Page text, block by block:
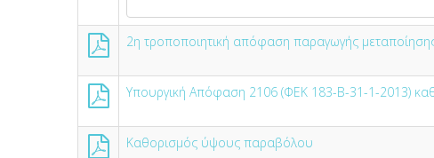
2η τροποποιητική απόφαση παραγωγής
Υπουργική Απόφαση 2106 (ΦΕΚ 183-Β-31-1-2013)
Καθορισμός ύψους παραβόλου